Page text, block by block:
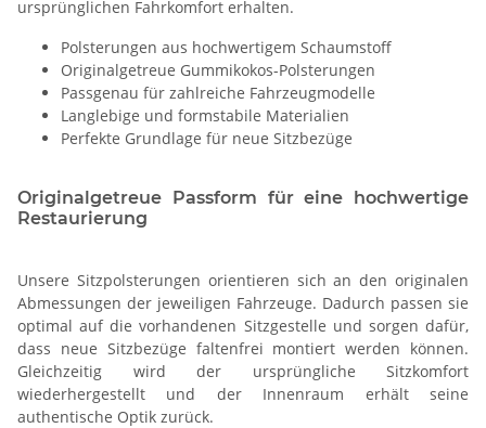
ursprünglichen Fahrkomfort erhalten.
Polsterungen aus hochwertigem Schaumstoff
Originalgetreue Gummikokos-Polsterungen
Passgenau für zahlreiche Fahrzeugmodelle
Langlebige und formstabile Materialien
Perfekte Grundlage für neue Sitzbezüge
Originalgetreue Passform für eine hochwertige
Restaurierung
Unsere Sitzpolsterungen orientieren sich an den originalen
Abmessungen der jeweiligen Fahrzeuge. Dadurch passen sie
optimal auf die vorhandenen Sitzgestelle und sorgen dafür,
dass neue Sitzbezüge faltenfrei montiert werden können.
Gleichzeitig wird der ursprüngliche Sitzkomfort
wiederhergestellt und der Innenraum erhält seine
authentische Optik zurück.